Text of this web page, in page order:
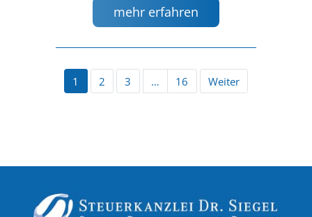
mehr erfahren
1 2 3 … 16 Weiter